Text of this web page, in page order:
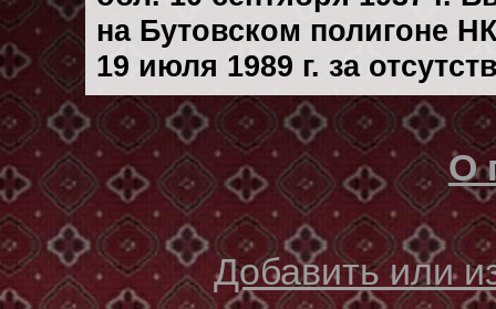
на Бутовском полигоне
19 июля 1989 г. за
О
Добавить или